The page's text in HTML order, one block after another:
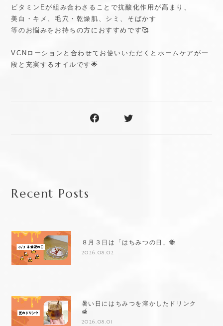
ビタミンEが組み合わさることで抗酸化作用が高まり、
美白・キメ、毛穴・乾燥肌、シミ、そばかす
等のお悩みをお持ちの方におすすめです🥰
VCNローションと合わせてお使いいただくとホームケアが一
段と充実するオイルです🌟
Recent Posts
８月３日は「はちみつの日」🐝
2026.08.02
暑い日にはちみつを溶かしたドリンク
🍯
2026.08.01